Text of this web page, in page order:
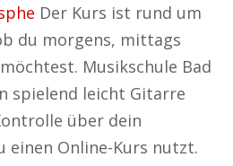
Der Kurs ist rund um
du morgens, mittags
Musikschule Bad
spielend leicht Gitarre
über dein
einen Online-Kurs nutzt.